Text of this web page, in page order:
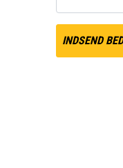
INDSEND